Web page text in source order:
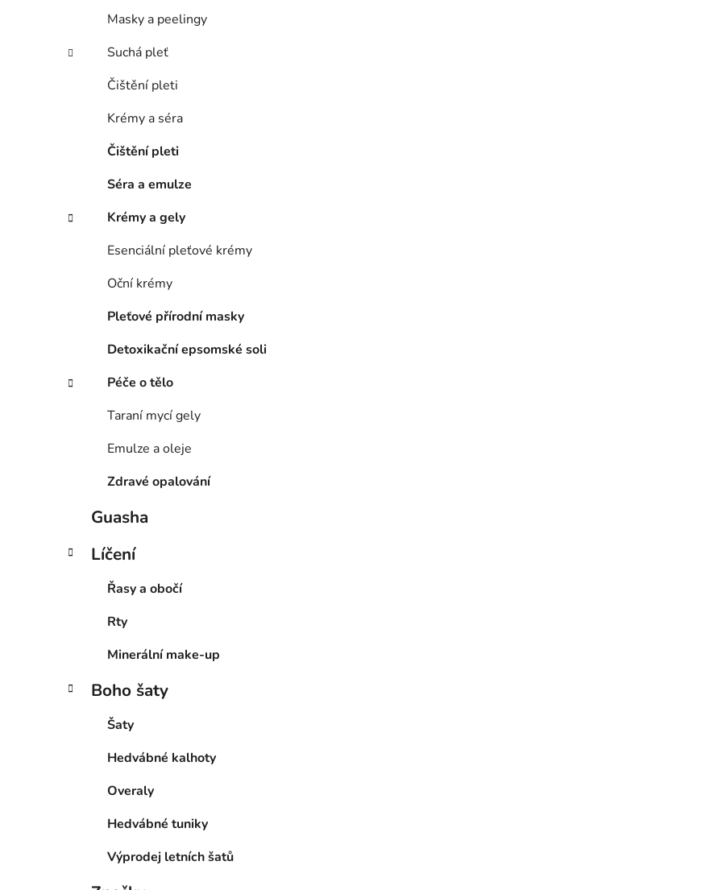
Masky a peelingy
Suchá pleť
Čištění pleti
Krémy a séra
Čištění pleti
Séra a emulze
Krémy a gely
Esenciální pleťové krémy
Oční krémy
Pleťové přírodní masky
Detoxikační epsomské soli
Péče o tělo
Taraní mycí gely
Emulze a oleje
Zdravé opalování
Guasha
Líčení
Řasy a obočí
Rty
Minerální make-up
Boho šaty
Šaty
Hedvábné kalhoty
Overaly
Hedvábné tuniky
Výprodej letních šatů